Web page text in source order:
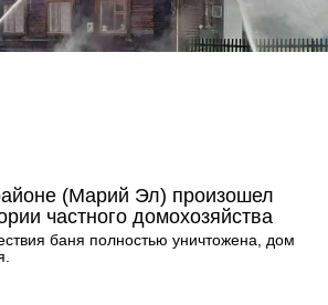
(Марий Эл) произошел
частного домохозяйства
баня полностью уничтожена, дом